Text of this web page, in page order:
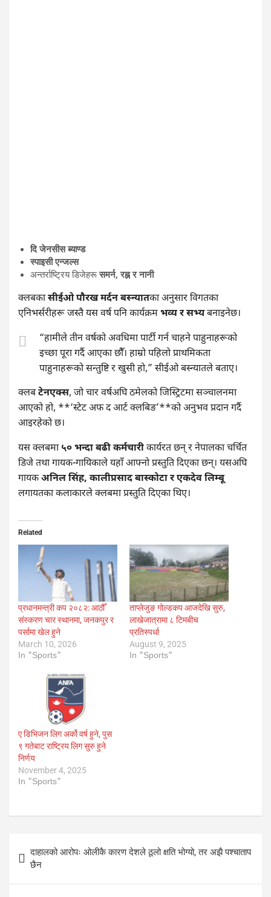
दि जेनसीस ब्याण्ड
स्पाइसी एन्जल्स
अन्तर्राष्ट्रिय डिजेहरूसमर्न, रह्न र नानी
क्लबकासीईओ पौरख मर्दन बस्न्यातका अनुसार विगतका
एनिभर्सरीहरू जस्तै यस वर्ष पनि कार्यक्रमभव्य र सभ्यबनाइनेछ।
“हामीले तीन वर्षको अवधिमा पार्टी गर्न चाहने पाहुनाहरूको
इच्छा पूरा गर्दै आएका छौँ। हाम्रो पहिलो प्राथमिकता
पाहुनाहरूको सन्तुष्टि र खुसी हो,” सीईओ बस्न्यातले बताए।
क्लबटेनएक्स, जो चार वर्षअघि ठमेलको जिस्ट्रिटमा सञ्चालनमा
आएको हो, **‘स्टेट अफ द आर्ट क्लबिङ’**को अनुभव प्रदान गर्दै
आइरहेको छ।
यस क्लबमा५० भन्दा बढी कर्मचारीकार्यरत छन् र नेपालका चर्चित
डिजे तथा गायक-गायिकाले यहाँ आफ्नो प्रस्तुति दिएका छन्। यसअघि
गायकअनिल सिंह, कालीप्रसाद बास्कोटा र एकदेव लिम्बू
लगायतका कलाकारले क्लबमा प्रस्तुति दिएका थिए।
Related
प्रधानमन्त्री कप २०८२: आठौँ
संस्करण चार स्थानमा, जनकपुर र
पर्सामा खेल हुने
March 10, 2026
In "Sports"
ताप्लेजुङ गोल्डकप आजदेखि सुरु,
लाखेजात्रामा ८ टिमबीच
प्रतिस्पर्धा
August 9, 2025
In "Sports"
ए डिभिजन लिग अर्को वर्ष हुने, पुस
९ गतेबाट राष्ट्रिय लिग सुरु हुने
निर्णय
November 4, 2025
In "Sports"
navigation
दाहालको आरोपः ओलीकै कारण देशले ठूलो क्षति भोग्यो, तर अझै पश्चाताप
छैन